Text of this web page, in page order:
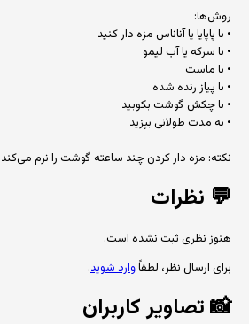
روش‌ها:
• با پاپایا یا آناناس مزه دار کنید
• با سرکه یا آب لیمو
• با ماست
• با پیاز رنده شده
• با چکش گوشت بکوبید
• به مدت طولانی بپزید
نکته: مزه دار کردن چند ساعته گوشت را نرم می‌کند.
💬 نظرات
هنوز نظری ثبت نشده است.
برای ارسال نظر، لطفاًوارد شوید.
📸تصاویر کاربران